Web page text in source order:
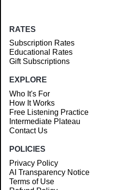
RATES
Subscription Rates
Educational Rates
Gift Subscriptions
EXPLORE
Who It's For
How It Works
Free Listening Practice
Intermediate Plateau
Contact Us
POLICIES
Privacy Policy
AI Transparency Notice
Terms of Use